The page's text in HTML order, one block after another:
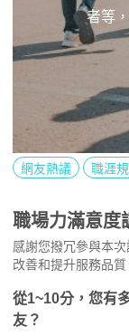
者等
網友熱議 職涯
職場力滿意度
感謝您撥冗參與本
改善和提升服務品質
從1~10分，您有
友？